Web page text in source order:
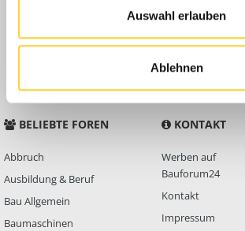
Auswahl erlauben
Ablehnen
Anleitungen
FAQ
Community Regeln
BELIEBTE FOREN
Abbruch
Ausbildung & Beruf
Bau Allgemein
Baumaschinen
KONTAKT
Werben auf
Bauforum24
Kontakt
Impressum